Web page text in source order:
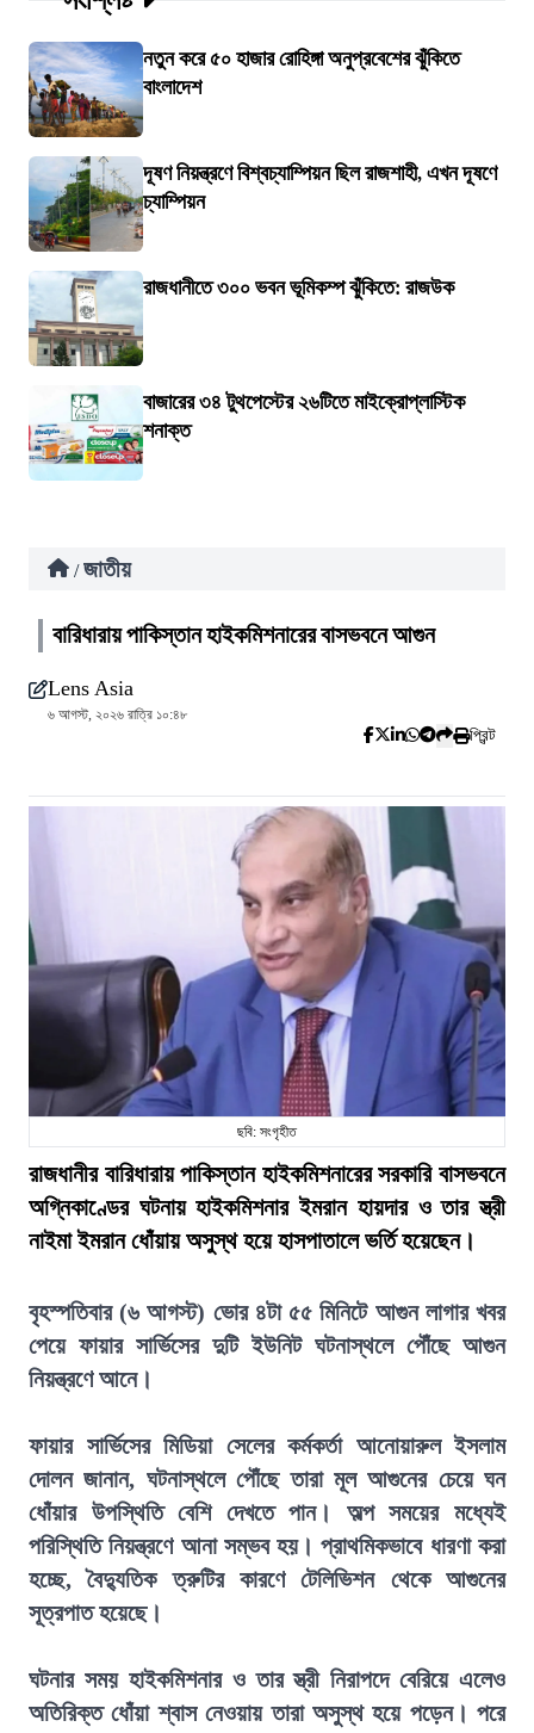
নতুন করে ৫০ হাজার রোহিঙ্গা অনুপ্রবেশের ঝুঁকিতে
বাংলাদেশ
দূষণ নিয়ন্ত্রণে বিশ্বচ্যাম্পিয়ন ছিল রাজশাহী, এখন দূষণে
চ্যাম্পিয়ন
রাজধানীতে ৩০০ ভবন ভূমিকম্প ঝুঁকিতে: রাজউক
বাজারের ৩৪ টুথপেস্টের ২৬টিতে মাইক্রোপ্লাস্টিক
শনাক্ত
/ জাতীয়
বারিধারায় পাকিস্তান হাইকমিশনারের বাসভবনে আগুন
Lens Asia
৬ আগস্ট, ২০২৬ রাত্রি ১০:৪৮
প্রিন্ট
ছবি: সংগৃহীত
রাজধানীর বারিধারায় পাকিস্তান হাইকমিশনারের সরকারি বাসভবনে
অগ্নিকাণ্ডের ঘটনায় হাইকমিশনার ইমরান হায়দার ও তার স্ত্রী
নাইমা ইমরান ধোঁয়ায় অসুস্থ হয়ে হাসপাতালে ভর্তি হয়েছেন।
বৃহস্পতিবার (৬ আগস্ট) ভোর ৪টা ৫৫ মিনিটে আগুন লাগার খবর
পেয়ে ফায়ার সার্ভিসের দুটি ইউনিট ঘটনাস্থলে পৌঁছে আগুন
নিয়ন্ত্রণে আনে।
ফায়ার সার্ভিসের মিডিয়া সেলের কর্মকর্তা আনোয়ারুল ইসলাম
দোলন জানান, ঘটনাস্থলে পৌঁছে তারা মূল আগুনের চেয়ে ঘন
ধোঁয়ার উপস্থিতি বেশি দেখতে পান। অল্প সময়ের মধ্যেই
পরিস্থিতি নিয়ন্ত্রণে আনা সম্ভব হয়। প্রাথমিকভাবে ধারণা করা
হচ্ছে, বৈদ্যুতিক ত্রুটির কারণে টেলিভিশন থেকে আগুনের
সূত্রপাত হয়েছে।
ঘটনার সময় হাইকমিশনার ও তার স্ত্রী নিরাপদে বেরিয়ে এলেও
অতিরিক্ত ধোঁয়া শ্বাস নেওয়ায় তারা অসুস্থ হয়ে পড়েন। পরে